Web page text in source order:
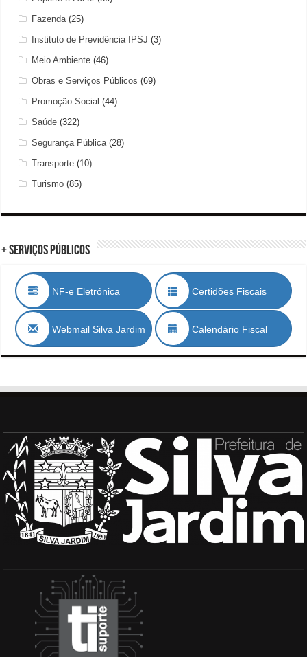
Fazenda (25)
Instituto de Previdência IPSJ (3)
Meio Ambiente (46)
Obras e Serviços Públicos (69)
Promoção Social (44)
Saúde (322)
Segurança Pública (28)
Transporte (10)
Turismo (85)
+ Serviços Públicos
NF-e Eletrónica Certidões Fiscais
Webmail Silva Jardim Calendário Fiscal